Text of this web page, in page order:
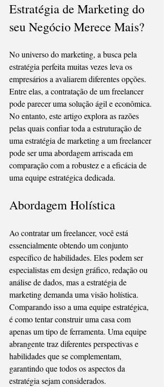
Estratégia de Marketing do
seu Negócio Merece Mais?
No universo do marketing, a busca pela
estratégia perfeita muitas vezes leva os
empresários a avaliarem diferentes opções.
Entre elas, a contratação de um freelancer
pode parecer uma solução ágil e econômica.
No entanto, este artigo explora as razões
pelas quais confiar toda a estruturação de
uma estratégia de marketing a um freelancer
pode ser uma abordagem arriscada em
comparação com a robustez e a eficácia de
uma equipe estratégica dedicada.
Abordagem Holística
Ao contratar um freelancer, você está
essencialmente obtendo um conjunto
específico de habilidades. Eles podem ser
especialistas em design gráfico, redação ou
análise de dados, mas a estratégia de
marketing demanda uma visão holística.
Comparando isso a uma equipe estratégica,
é como tentar construir uma casa com
apenas um tipo de ferramenta. Uma equipe
abrangente traz diferentes perspectivas e
habilidades que se complementam,
garantindo que todos os aspectos da
estratégia sejam considerados.